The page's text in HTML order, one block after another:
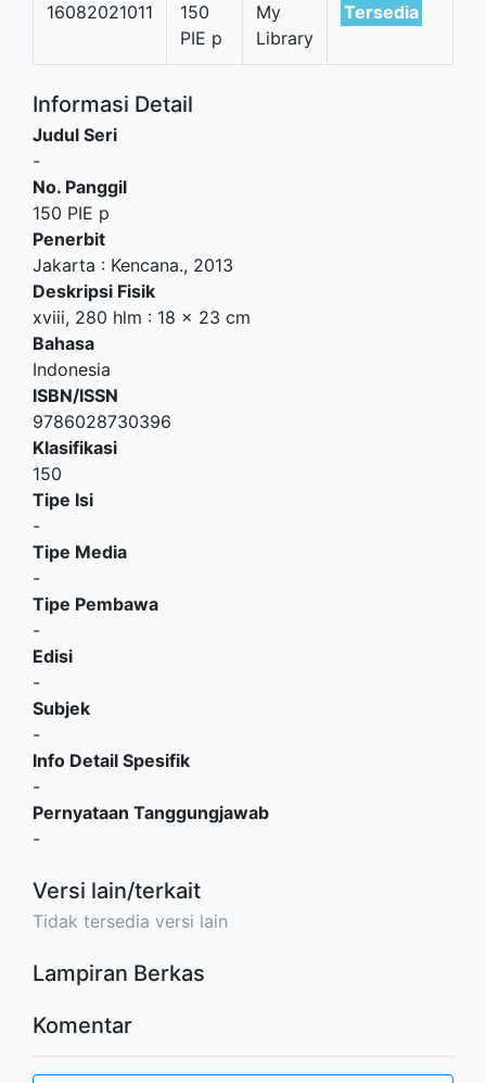
16082021011
150
PIE p
My
Library
Tersedia
Informasi Detail
Judul Seri
-
No. Panggil
150 PIE p
Penerbit
Jakarta : Kencana., 2013
Deskripsi Fisik
xviii, 280 hlm : 18 x 23 cm
Bahasa
Indonesia
ISBN/ISSN
9786028730396
Klasifikasi
150
Tipe Isi
-
Tipe Media
-
Tipe Pembawa
-
Edisi
-
Subjek
-
Info Detail Spesifik
-
Pernyataan Tanggungjawab
-
Versi lain/terkait
Tidak tersedia versi lain
Lampiran Berkas
Komentar